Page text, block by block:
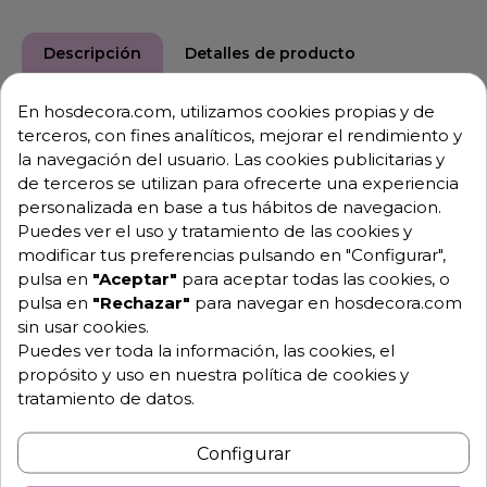
Descripción Detalles de producto
Características de manteles con palas
de la mesa Planet-150
Mantel plisado de mesas redondas de ZownPlanet-
150.de restaurantes y banquetes de catering.
-100% PES 200 g/m2, de punto.
Etiquetas indelebles cosidas al producto que indican
claramente su nombre y utilidad para una rápida
identificación y clasificación,
evitando desórdenes y pérdidas de tiempo.
Tejidos resistentes fáciles de lavar y planchar. 100%
PES 200 g/m2, de punto.
En hosdecora.com, utilizamos cookies propias y de
terceros, con fines analíticos, mejorar el rendimiento y
la navegación del usuario. Las cookies publicitarias y
de terceros se utilizan para ofrecerte una experiencia
personalizada en base a tus hábitos de navegacion.
Puedes ver el uso y tratamiento de las cookies y
modificar tus preferencias pulsando en "Configurar",
pulsa en "Aceptar" para aceptar todas las cookies, o
pulsa en "Rechazar" para navegar en hosdecora.com
sin usar cookies.
Puedes ver toda la información, las cookies, el
propósito y uso en nuestra política de cookies y
tratamiento de datos.
Configurar